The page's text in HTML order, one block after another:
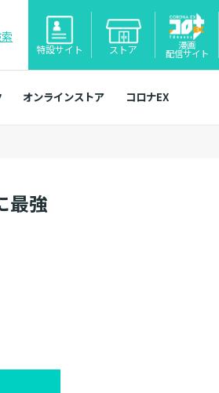
特設サイト ストア 漫画
配信サイト
オンラインストア コロナEX
最強